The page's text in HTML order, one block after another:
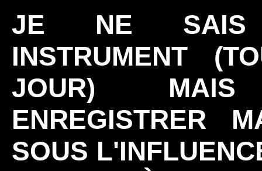
JE NE SAIS
INSTRUMENT
JOUR)
ENREGISTRER
SOUS